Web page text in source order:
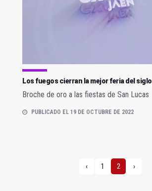
Los fuegos cierran la mejor feria del siglo
Broche de oro a las fiestas de San Lucas
PUBLICADO EL 19 DE OCTUBRE DE 2022
‹ 1 2 ›